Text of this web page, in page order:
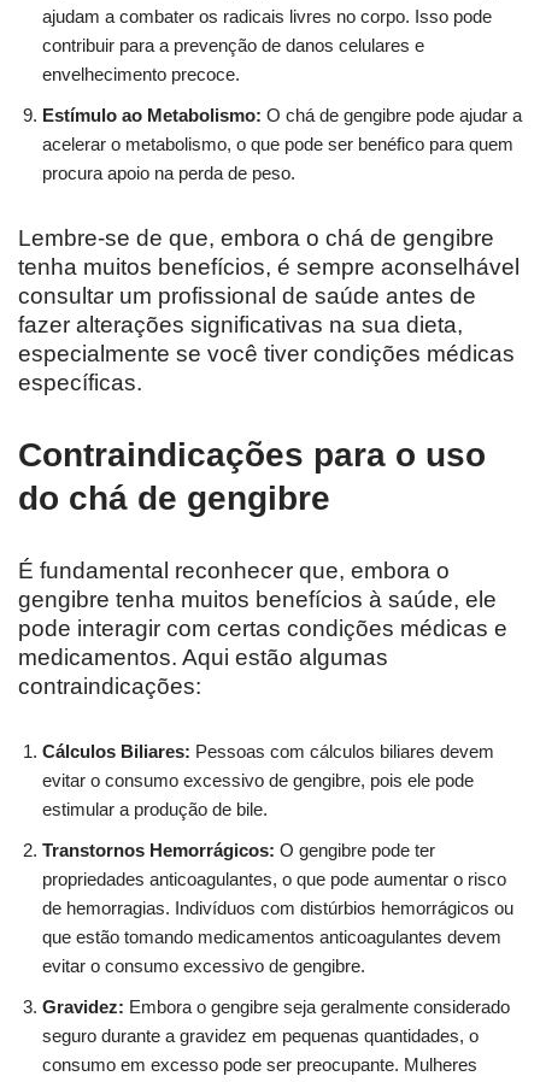
ajudam a combater os radicais livres no corpo. Isso pode
contribuir para a prevenção de danos celulares e
envelhecimento precoce.
Estímulo ao Metabolismo: O chá de gengibre pode ajudar a
acelerar o metabolismo, o que pode ser benéfico para quem
procura apoio na perda de peso.
Lembre-se de que, embora o chá de gengibre
tenha muitos benefícios, é sempre aconselhável
consultar um profissional de saúde antes de
fazer alterações significativas na sua dieta,
especialmente se você tiver condições médicas
específicas.
Contraindicações para o uso
do chá de gengibre
É fundamental reconhecer que, embora o
gengibre tenha muitos benefícios à saúde, ele
pode interagir com certas condições médicas e
medicamentos. Aqui estão algumas
contraindicações:
Cálculos Biliares: Pessoas com cálculos biliares devem
evitar o consumo excessivo de gengibre, pois ele pode
estimular a produção de bile.
Transtornos Hemorrágicos: O gengibre pode ter
propriedades anticoagulantes, o que pode aumentar o risco
de hemorragias. Indivíduos com distúrbios hemorrágicos ou
que estão tomando medicamentos anticoagulantes devem
evitar o consumo excessivo de gengibre.
Gravidez: Embora o gengibre seja geralmente considerado
seguro durante a gravidez em pequenas quantidades, o
consumo em excesso pode ser preocupante. Mulheres